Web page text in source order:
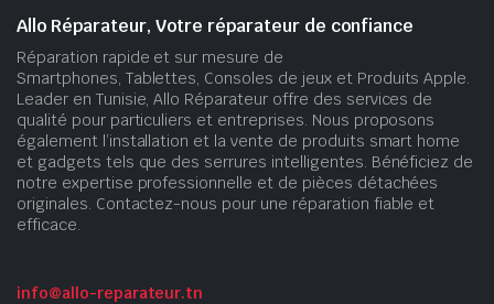
Allo Réparateur, Votre réparateur de confiance
Réparation rapide et sur mesure de
Smartphones, Tablettes, Consoles de jeux et Produits Apple.
Leader en Tunisie, Allo Réparateur offre des services de
qualité pour particuliers et entreprises. Nous proposons
également l’installation et la vente de produits smart home
et gadgets tels que des serrures intelligentes. Bénéficiez de
notre expertise professionnelle et de pièces détachées
originales. Contactez-nous pour une réparation fiable et
efficace.
info@allo-reparateur.tn